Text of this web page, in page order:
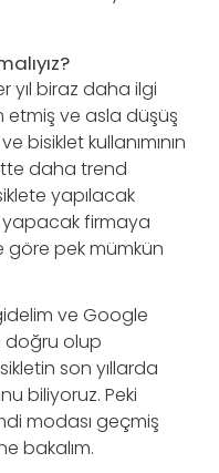
yıl biraz daha ilgi
etmiş ve asla düşüş
bisiklet kullanımının
daha trend
yapılacak
yapacak firmaya
göre pek mümkün
ve Google
doğru olup
son yıllarda
biliyoruz. Peki
modası geçmiş
bakalım.